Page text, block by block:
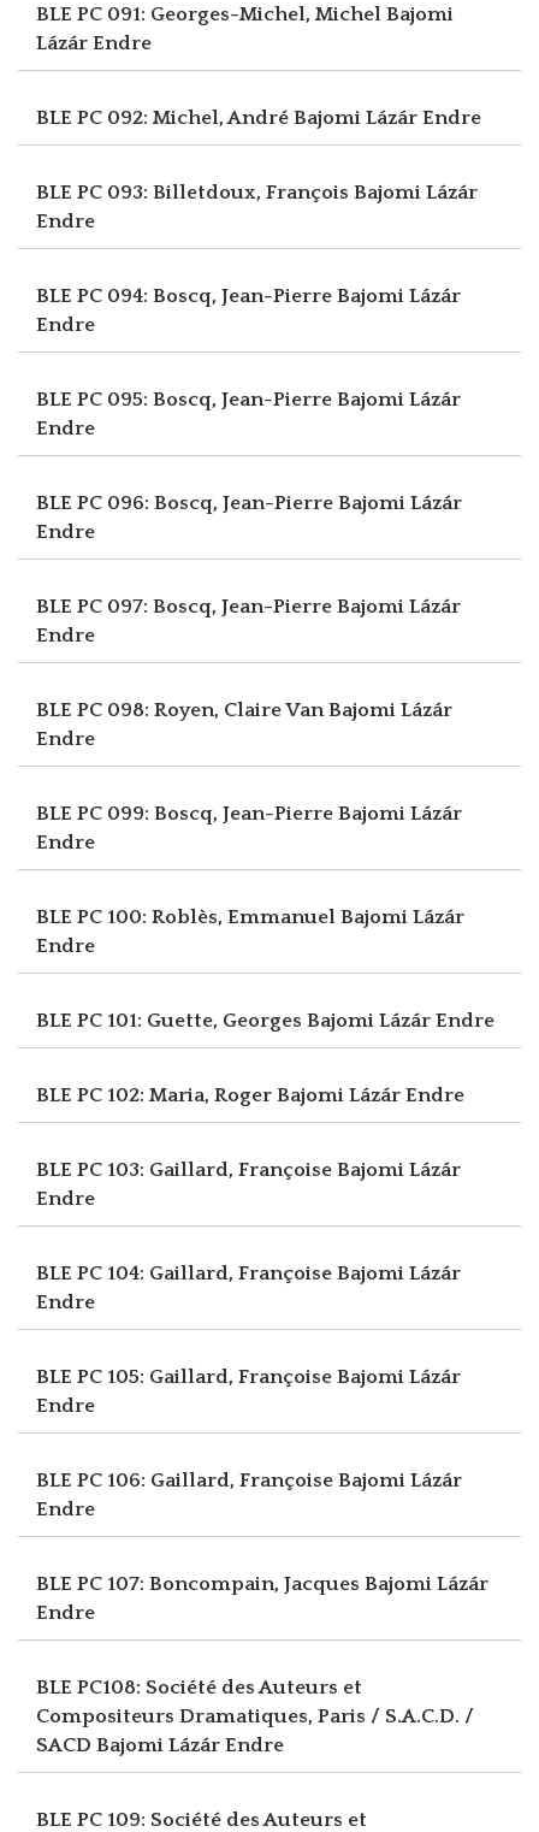
BLE PC 091: Georges-Michel, Michel Bajomi
Lázár Endre
BLE PC 092: Michel, André Bajomi Lázár Endre
BLE PC 093: Billetdoux, François Bajomi Lázár
Endre
BLE PC 094: Boscq, Jean-Pierre Bajomi Lázár
Endre
BLE PC 095: Boscq, Jean-Pierre Bajomi Lázár
Endre
BLE PC 096: Boscq, Jean-Pierre Bajomi Lázár
Endre
BLE PC 097: Boscq, Jean-Pierre Bajomi Lázár
Endre
BLE PC 098: Royen, Claire VanBajomi Lázár
Endre
BLE PC 099: Boscq, Jean-Pierre Bajomi Lázár
Endre
BLE PC 100: Roblès, Emmanuel Bajomi Lázár
Endre
BLE PC 101: Guette, Georges Bajomi Lázár Endre
BLE PC 102: Maria, Roger Bajomi Lázár Endre
BLE PC 103: Gaillard, Françoise Bajomi Lázár
Endre
BLE PC 104: Gaillard, Françoise Bajomi Lázár
Endre
BLE PC 105: Gaillard, Françoise Bajomi Lázár
Endre
BLE PC 106: Gaillard, Françoise Bajomi Lázár
Endre
BLE PC 107: Boncompain, Jacques Bajomi Lázár
Endre
BLE PC108: Société des Auteurs et
Compositeurs Dramatiques, Paris / S.A.C.D. /
SACD Bajomi Lázár Endre
BLE PC 109: Société des Auteurs et